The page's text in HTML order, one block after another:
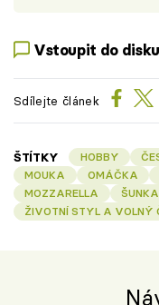
Vstoupit do
Sdílejte článek
ŠTÍTKY HOBBY
MOUKA
OMÁČKA
MOZZARELLA
ŠUNKA
ŽIVOTNÍ STYL A VOLNÝ